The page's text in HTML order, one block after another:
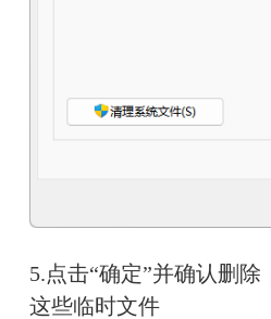
5.点击“确定”并确认删
这些临时文件